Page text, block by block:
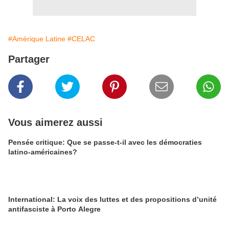
#Amérique Latine #CELAC
Partager
Vous aimerez aussi
Pensée critique: Que se passe-t-il avec les démocraties
latino-américaines?
International: La voix des luttes et des propositions d’unité
antifasciste à Porto Alegre